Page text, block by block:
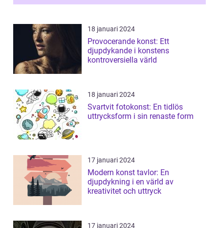
18 januari 2024
Provocerande konst: Ett
djupdykande i konstens
kontroversiella värld
18 januari 2024
Svartvit fotokonst: En tidlös
uttrycksform i sin renaste form
17 januari 2024
Modern konst tavlor: En
djupdykning i en värld av
kreativitet och uttryck
17 januari 2024